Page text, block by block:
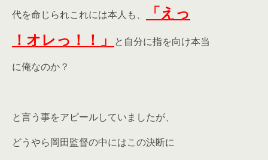
代を命じられこれには本人も、
「えっ
！オレっ！！」
と自分に指を向け本当
に俺なのか？
と言う事をアピールしていましたが、
どうやら岡田監督の中にはこの決断に